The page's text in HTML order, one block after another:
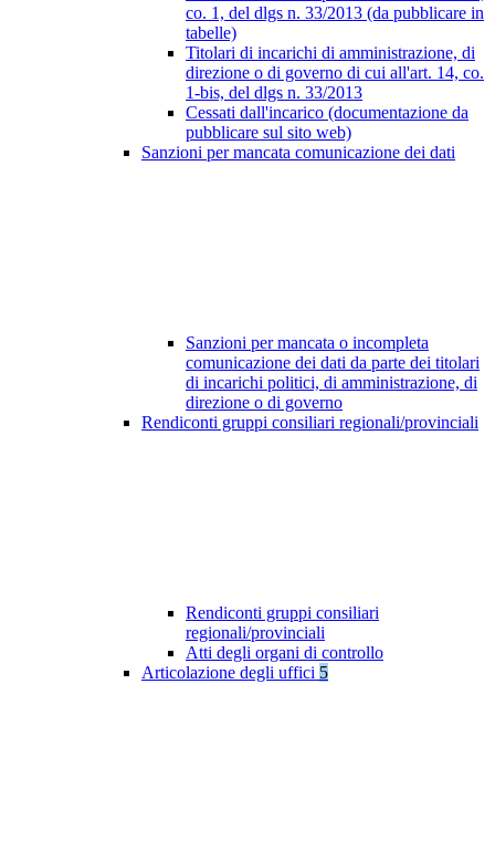
co. 1, del dlgs n. 33/2013 (da pubblicare in
tabelle)
Titolari di incarichi di amministrazione, di
direzione o di governo di cui all'art. 14, co.
1-bis, del dlgs n. 33/2013
Cessati dall'incarico (documentazione da
pubblicare sul sito web)
Sanzioni per mancata comunicazione dei dati
Sanzioni per mancata o incompleta
comunicazione dei dati da parte dei titolari
di incarichi politici, di amministrazione, di
direzione o di governo
Rendiconti gruppi consiliari regionali/provinciali
Rendiconti gruppi consiliari
regionali/provinciali
Atti degli organi di controllo
Articolazione degli uffici 5